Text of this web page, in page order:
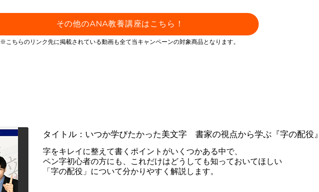
その他のANA教養講座はこちら！
※こちらのリンク先に掲載されている動画も全て当キャンペーンの対象商品となります。
​タイトル：いつか学びたかった美文字 書家の視点から学ぶ『字の配役』
字をキレイに整えて書くポイントがいくつかある中で、
ペン字初心者の方にも、これだけはどうしても知っておいてほしい
「字の配役」について分かりやすく解説します。